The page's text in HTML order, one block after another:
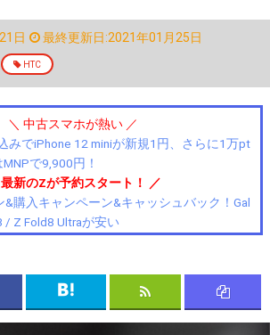
日 最終更新日:2021年01月25日
HTC
＼ 中古スマホが熱い ／
みでiPhone 12 miniが新規1円、さらに1万pt
で9,900円！
新のZが予約スタート！ ／
購入キャンペーン&キャッシュバック！Gal
/ Z Fold8 Ultraが安い